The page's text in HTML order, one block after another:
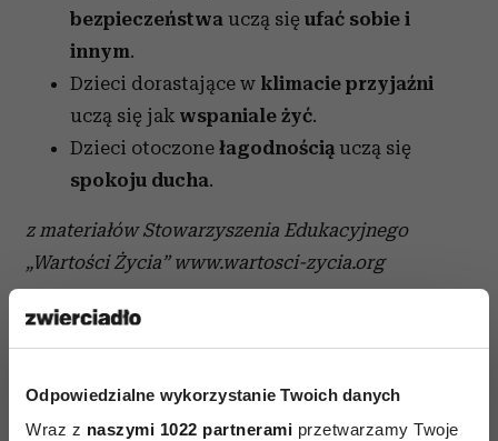
Odpowiedzialne wykorzystanie Twoich danych
Wraz z naszymi 1022 partnerami przetwarzamy Twoje
bezpieczeństwa uczą się ufać sobie i
innym.
Dzieci dorastające w klimacie przyjaźni
uczą się jak wspaniale żyć.
Dzieci otoczone łagodnością uczą się
spokoju ducha.
z materiałów Stowarzyszenia Edukacyjnego
„Wartości Życia” www.wartosci-zycia.org
więcej na ten temat przeczytasz w książce „Z
dzieckiem w świat wartości” autorstwa Ireny
wydawnictwo Świat Książki